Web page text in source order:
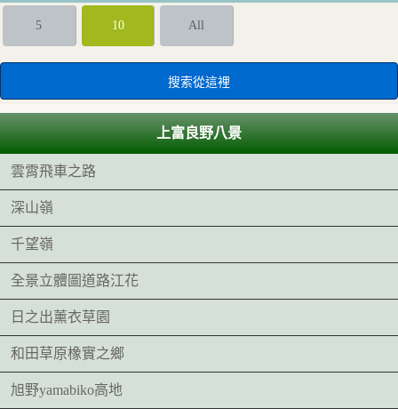
5 10 All
上富良野八景
雲霄飛車之路
深山嶺
千望嶺
全景立體圖道路江花
日之出薰衣草園
和田草原橡實之鄉
旭野yamabiko高地